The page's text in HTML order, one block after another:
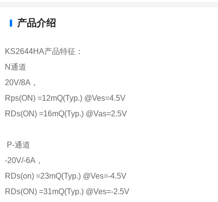
产品介绍
​​KS2644HA产品特征：
N通道
20V/8A，
Rps(ON) =12mQ(Typ.) @Ves=4.5V
RDs(ON) =16mQ(Typ.) @Vas=2.5V
P-通道
-20V/-6A，
RDs(on) =23mQ(Typ.) @Ves=-4.5V
RDs(ON) =31mQ(Typ.) @Ves=-2.5V